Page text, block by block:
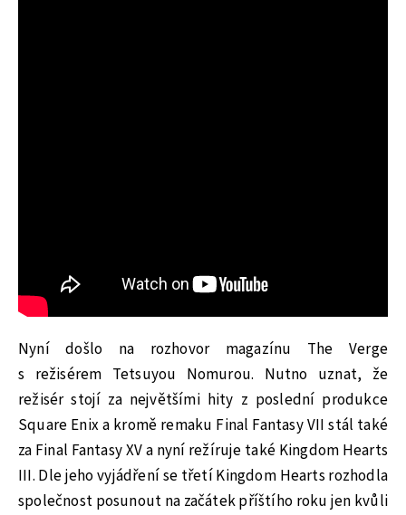
Nyní došlo na rozhovor magazínu The Verge
s režisérem Tetsuyou Nomurou. Nutno uznat, že
režisér stojí za největšími hity z poslední produkce
Square Enix a kromě remaku Final Fantasy VII stál také
za Final Fantasy XV a nyní režíruje také Kingdom Hearts
III. Dle jeho vyjádření se třetí Kingdom Hearts rozhodla
společnost posunout na začátek příštího roku jen kvůli